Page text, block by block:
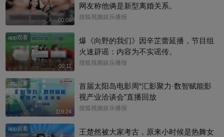
00:09
网友称他俩是新型离婚关系。
搜狐视频娱乐播报
app观看
00:11
爆《向野的我们》因辛芷蕾延播，节目组
火速辟谣：内容为不实谣传。
搜狐视频娱乐播报
app观看
119:24
首届太阳岛电影周“汇影聚力·数智赋能影
视产业洽谈会”直播回放
搜狐视频娱乐播报
app观看
王楚然被大家考古，原来小时候是热舞女